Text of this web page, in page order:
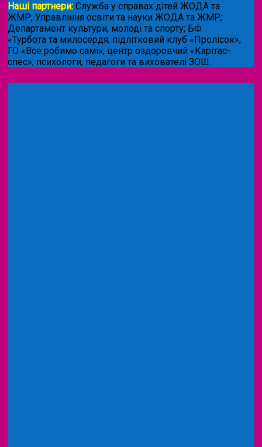
Наші партнери: Служба у справах дітей ЖОДА та
ЖМР; Управління освіти та науки ЖОДА та ЖМР;
Департамент культури, молоді та спорту; БФ
«Турбота та милосердя; підлітковий клуб «Пролісок»;
ГО «Все робимо самі»; центр оздоровчий «Карітас-
спес»; психологи, педагоги та вихователі ЗОШ.